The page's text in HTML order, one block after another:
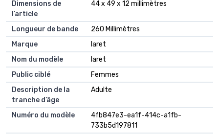
Dimensions de
l’article
44 x 49 x 12 millimètres
Longueur de bande
260 Millimètres
Marque
Iaret
Nom du modèle
Iaret
Public ciblé
Femmes
Description de la
tranche d’âge
Adulte
Numéro du modèle
4fb847e3-ea1f-414c-a1fb-
733b5d197811